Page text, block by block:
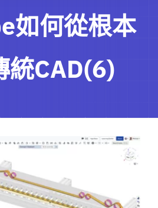
如何從根本
統CAD(6)